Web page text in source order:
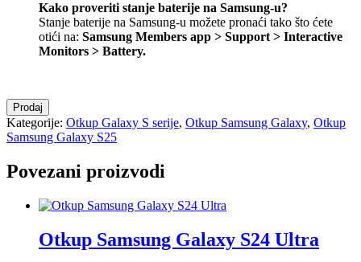
Kako proveriti stanje baterije na Samsung-u?
Stanje baterije na Samsung-u možete pronaći tako što ćete
otići na: Samsung Members app > Support > Interactive
Monitors > Battery.
Otkup
Samsung
Galaxy
količina
Prodaj
Kategorije: Otkup Galaxy S serije, Otkup Samsung Galaxy, Otkup
Samsung Galaxy S25
Povezani proizvodi
Otkup Samsung Galaxy S24 Ultra